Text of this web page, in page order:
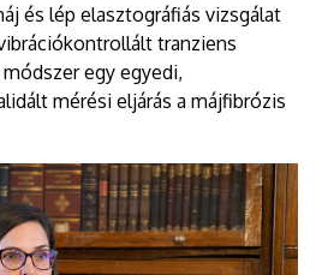
és lép elasztográfiás vizsgálat
tranziens
egy egyedi,
mérési eljárás a májfibrózis